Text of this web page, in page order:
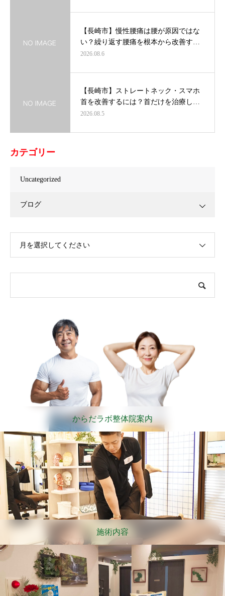
【長崎市】慢性腰痛は腰が原因ではな
い？繰り返す腰痛を根本から改善す…
2026.08.6
【長崎市】ストレートネック・スマホ
首を改善するには？首だけを治療し…
2026.08.5
カテゴリー
Uncategorized
ブログ
月を選択してください
からだラボ整体院案内
施術内容